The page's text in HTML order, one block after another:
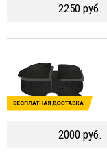
2250 руб.
2000 руб.